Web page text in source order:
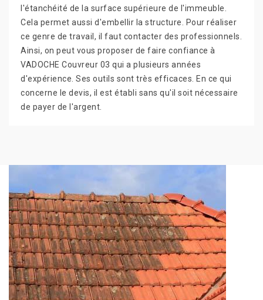
l'étanchéité de la surface supérieure de l'immeuble.
Cela permet aussi d'embellir la structure. Pour réaliser
ce genre de travail, il faut contacter des professionnels.
Ainsi, on peut vous proposer de faire confiance à
VADOCHE Couvreur 03 qui a plusieurs années
d'expérience. Ses outils sont très efficaces. En ce qui
concerne le devis, il est établi sans qu'il soit nécessaire
de payer de l'argent.